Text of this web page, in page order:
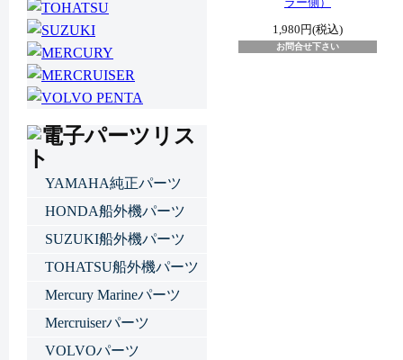
1,980円(税込)
お問合せ下さい
YAMAHA純正パーツ
HONDA船外機パーツ
SUZUKI船外機パーツ
TOHATSU船外機パーツ
Mercury Marineパーツ
Mercruiserパーツ
VOLVOパーツ